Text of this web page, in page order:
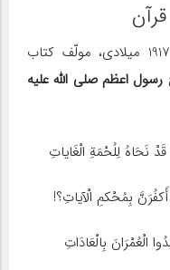
رسول اعظم صلی الله علیه
لِلُحْمَةِ الْغَایاتِ
بِمُحْکمِ الْآیاتِ؟!
الْعُمْرَانَ بِالْعَادَاتِ